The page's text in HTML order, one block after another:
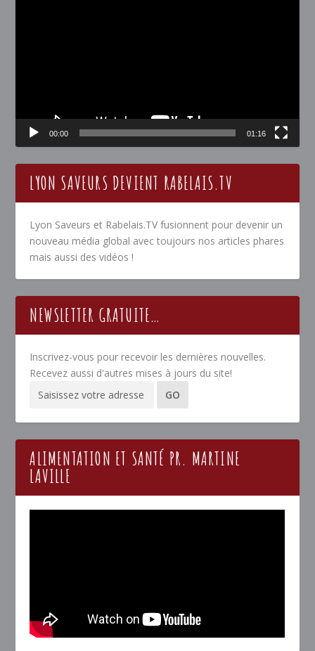
00:00 01:16
LYON SAVEURS DEVIENT RABELAIS.TV
Lyon Saveurs et Rabelais.TV fusionnent pour devenir un
nouveau média global avec toujours nos articles phares
mais aussi des vidéos !
NEWSLETTER GRATUITE…
Inscrivez-vous pour recevoir les dernières nouvelles.
Recevez aussi d'autres mises à jours du site!
ALIMENTATION ET SANTÉ PR. MARTINE
LAVILLE